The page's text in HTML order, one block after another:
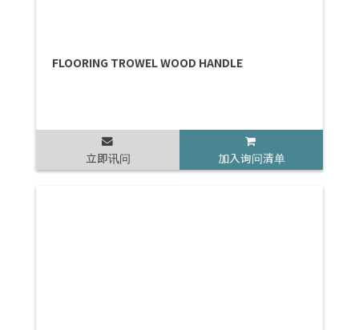
FLOORING TROWEL WOOD HANDLE
立即讯问 加入询问清单